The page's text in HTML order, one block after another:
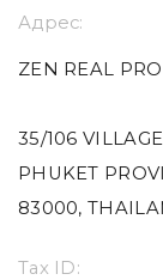
Адрес:
ZEN REAL
35/106
PHUKET
83000,
Tax ID: